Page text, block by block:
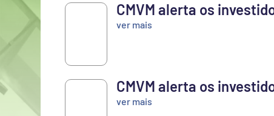
CMVM alerta os
ver mais
CMVM alerta os
ver mais